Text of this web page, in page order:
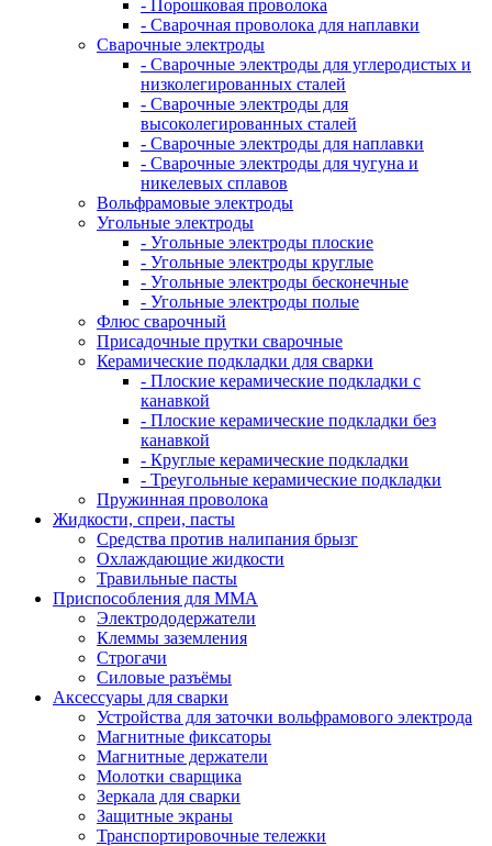
- Порошковая проволока
- Сварочная проволока для наплавки
Сварочные электроды
- Сварочные электроды для углеродистых и
низколегированных сталей
- Сварочные электроды для
высоколегированных сталей
- Сварочные электроды для наплавки
- Сварочные электроды для чугуна и
никелевых сплавов
Вольфрамовые электроды
Угольные электроды
- Угольные электроды плоские
- Угольные электроды круглые
- Угольные электроды бесконечные
- Угольные электроды полые
Флюс сварочный
Присадочные прутки сварочные
Керамические подкладки для сварки
- Плоские керамические подкладки с
канавкой
- Плоские керамические подкладки без
канавкой
- Круглые керамические подкладки
- Треугольные керамические подкладки
Пружинная проволока
Жидкости, спреи, пасты
Средства против налипания брызг
Охлаждающие жидкости
Травильные пасты
Приспособления для ММА
Электрододержатели
Клеммы заземления
Строгачи
Силовые разъёмы
Аксессуары для сварки
Устройства для заточки вольфрамового электрода
Магнитные фиксаторы
Магнитные держатели
Молотки сварщика
Зеркала для сварки
Защитные экраны
Транспортировочные тележки